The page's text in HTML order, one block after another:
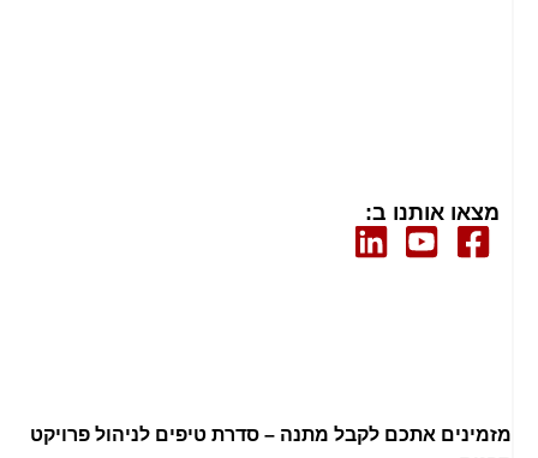
מצאו אותנו ב:
מזמינים אתכם לקבל מתנה – סדרת טיפים לניהול פרויקט